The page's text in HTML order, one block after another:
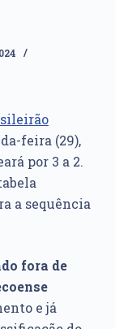
feira (29),
por 3 a 2.
a sequência
fora de
e já